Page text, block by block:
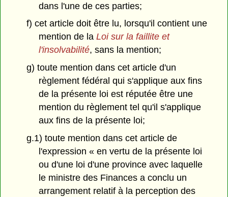
dans l'une de ces parties;
f) cet article doit être lu, lorsqu'il contient une
mention de laLoi sur la faillite et
l'insolvabilité, sans la mention;
g) toute mention dans cet article d'un
règlement fédéral qui s'applique aux fins
de la présente loi est réputée être une
mention du règlement tel qu'il s'applique
aux fins de la présente loi;
g.1) toute mention dans cet article de
l'expression « en vertu de la présente loi
ou d'une loi d'une province avec laquelle
le ministre des Finances a conclu un
arrangement relatif à la perception des